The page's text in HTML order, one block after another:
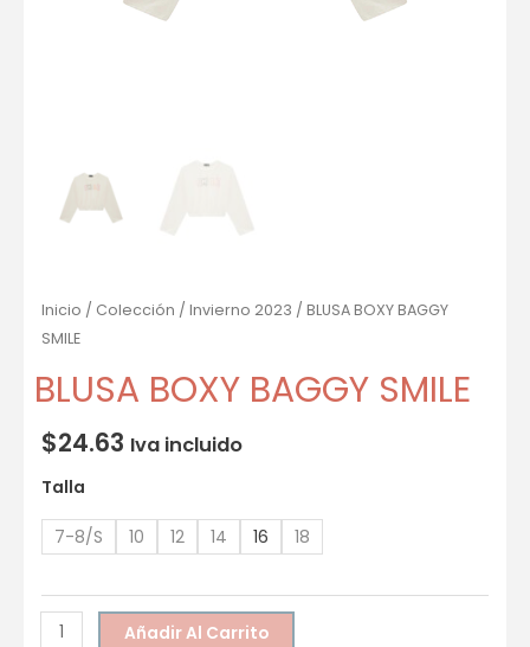
Inicio / Colección / Invierno 2023 / BLUSA BOXY BAGGY
SMILE
BLUSA BOXY BAGGY SMILE
$24.63 Iva incluido
Talla
7-8/S 10 12 14 16 18
Añadir Al Carrito